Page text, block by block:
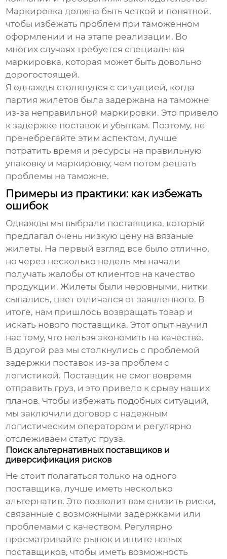
Маркировка должна быть четкой и понятной,
чтобы избежать проблем при таможенном
оформлении и на этапе реализации. Во
многих случаях требуется специальная
маркировка, которая может быть довольно
дорогостоящей.
Я однажды столкнулся с ситуацией, когда
партия жилетов была задержана на таможне
из-за неправильной маркировки. Это привело
к задержке поставок и убыткам. Поэтому, не
пренебрегайте этим аспектом, лучше
потратить время и ресурсы на правильную
упаковку и маркировку, чем потом решать
проблемы на таможне.
Примеры из практики: как избежать
ошибок
Однажды мы выбрали поставщика, который
предлагал очень низкую цену на вязаные
жилеты. На первый взгляд все было отлично,
но через несколько недель мы начали
получать жалобы от клиентов на качество
продукции. Жилеты были неровными, нитки
сыпались, цвет отличался от заявленного. В
итоге, нам пришлось возвращать товар и
искать нового поставщика. Этот опыт научил
нас тому, что нельзя экономить на качестве.
В другой раз мы столкнулись с проблемой
задержки поставок из-за проблем с
логистикой. Поставщик не смог вовремя
отправить груз, и это привело к срыву наших
планов. Чтобы избежать подобных ситуаций,
мы заключили договор с надежным
логистическим оператором и регулярно
отслеживаем статус груза.
Поиск альтернативных поставщиков и
диверсификация рисков
Не стоит полагаться только на одного
поставщика, лучше иметь несколько
альтернатив. Это позволит вам снизить риски,
связанные с возможными задержками или
проблемами с качеством. Регулярно
просматривайте рынок и ищите новых
поставщиков, чтобы иметь возможность